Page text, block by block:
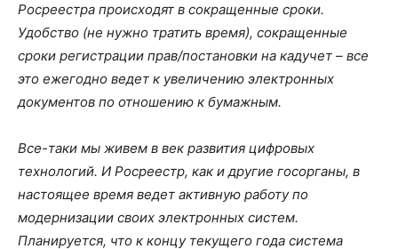
Росреестра происходят в сокращенные сроки.
Удобство (не нужно тратить время), сокращенные
сроки регистрации прав/постановки на кадучет – все
это ежегодно ведет к увеличению электронных
документов по отношению к бумажным.
Все-таки мы живем в век развития цифровых
технологий. И Росреестр, как и другие госорганы, в
настоящее время ведет активную работу по
модернизации своих электронных систем.
Планируется, что к концу текущего года система